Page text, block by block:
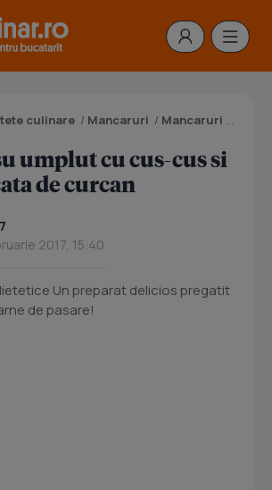
culinare / Mancaruri / Mancaruri cu carne
umplut cu cus-cus si
de curcan
2017, 15:40
Un preparat delicios pregatit
de pasare!